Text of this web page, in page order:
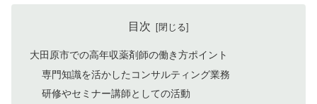
目次
大田原市での高年収薬剤師の働き方ポイント
専門知識を活かしたコンサルティング業務
研修やセミナー講師としての活動